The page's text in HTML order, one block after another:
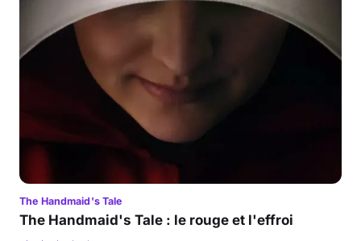
The Handmaid's Tale
The Handmaid's Tale : le rouge et l'effroi